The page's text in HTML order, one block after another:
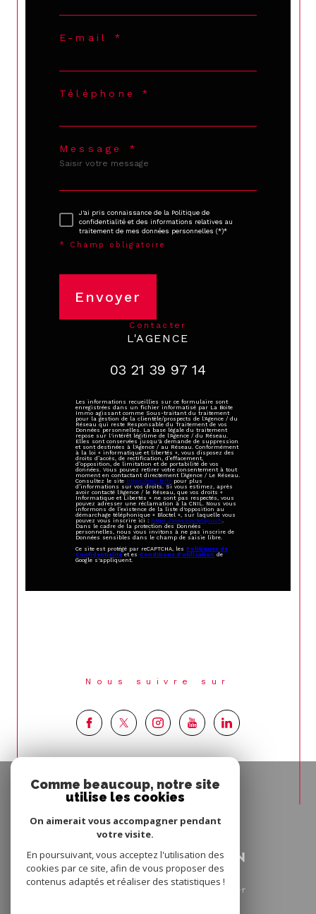
E-mail *
Téléphone *
Message *
J'ai pris connaissance de la Politique de
confidentialité et des informations relatives au
traitement de mes données personnelles (*)*
* Champ obligatoire
Envoyer
contacter
L'AGENCE
03 21 39 97 14
Les informations recueillies sur ce formulaire sont
enregistrées dans un fichier informatisé par La Boite
Immo agissant comme Sous-traitant du traitement
pour la gestion de la clientèle/prospects de l'Agence / du
Réseau qui reste Responsable du Traitement de vos
Données personnelles. La base légale du traitement
repose sur l'intérêt légitime de l'Agence / du Réseau.
Elles sont conservées jusqu'à demande de suppression
et sont destinées à l'Agence / au Réseau. Conformément
à la loi « informatique et libertés », vous disposez des
droits d’accès, de rectification, d’effacement,
d’opposition, de limitation et de portabilité de vos
données. Vous pouvez retirer votre consentement à tout
moment en contactant directement l’Agence / Le Réseau.
Consultez le site https://cnil.fr/fr pour plus
d’informations sur vos droits. Si vous estimez, après
avoir contacté l'Agence / le Réseau, que vos droits «
Informatique et Libertés » ne sont pas respectés, vous
pouvez adresser une réclamation à la CNIL. Nous vous
informons de l’existence de la liste d'opposition au
démarchage téléphonique « Bloctel », sur laquelle vous
pouvez vous inscrire ici : https://www.bloctel.gouv.fr.
Dans le cadre de la protection des Données
personnelles, nous vous invitons à ne pas inscrire de
Données sensibles dans le champ de saisie libre.
Ce site est protégé par reCAPTCHA, lesPolitiques de
Confidentialité et esConditions d'utilisation de
Google s'appliquent.
Nous suivre sur
Espace
PROPRIÉTAIRE
Se connecter
Comme beaucoup, notre site
utilise les cookies
On aimerait vous accompagner pendant
votre visite.
En poursuivant, vous acceptez l'utilisation des
cookies par ce site, afin de vous proposer des
contenus adaptés et réaliser des statistiques !